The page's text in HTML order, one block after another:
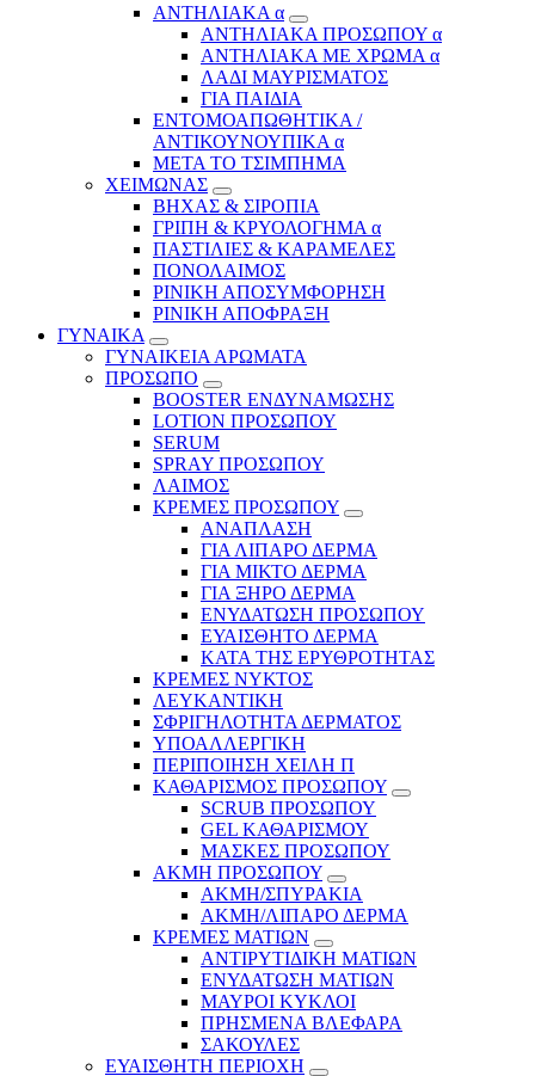
ΑΝΤΗΛΙΑΚΑ α
ΑΝΤΗΛΙΑΚΑ ΠΡΟΣΩΠΟΥ α
ΑΝΤΗΛΙΑΚΑ ΜΕ ΧΡΩΜΑ α
ΛΑΔΙ ΜΑΥΡΙΣΜΑΤΟΣ
ΓΙΑ ΠΑΙΔΙΑ
ΕΝΤΟΜΟΑΠΩΘΗΤΙΚΑ /
ΑΝΤΙΚΟΥΝΟΥΠΙΚΑ α
ΜΕΤΑ ΤΟ ΤΣΙΜΠΗΜΑ
ΧΕΙΜΩΝΑΣ
ΒΗΧΑΣ & ΣΙΡΟΠΙΑ
ΓΡΙΠΗ & ΚΡΥΟΛΟΓΗΜΑ α
ΠΑΣΤΙΛΙΕΣ & ΚΑΡΑΜΕΛΕΣ
ΠΟΝΟΛΑΙΜΟΣ
ΡΙΝΙΚΗ ΑΠΟΣΥΜΦΟΡΗΣΗ
ΡΙΝΙΚΗ ΑΠΟΦΡΑΞΗ
ΓΥΝΑΙΚΑ
ΓΥΝΑΙΚΕΙΑ ΑΡΩΜΑΤΑ
ΠΡΟΣΩΠΟ
BOOSTER ΕΝΔΥΝΑΜΩΣΗΣ
LOTION ΠΡΟΣΩΠΟΥ
SERUM
SPRAY ΠΡΟΣΩΠΟΥ
ΛΑΙΜΟΣ
ΚΡΕΜΕΣ ΠΡΟΣΩΠΟΥ
ΑΝΑΠΛΑΣΗ
ΓΙΑ ΛΙΠΑΡΟ ΔΕΡΜΑ
ΓΙΑ ΜΙΚΤΟ ΔΕΡΜΑ
ΓΙΑ ΞΗΡΟ ΔΕΡΜΑ
ΕΝΥΔΑΤΩΣΗ ΠΡΟΣΩΠΟΥ
ΕΥΑΙΣΘΗΤΟ ΔΕΡΜΑ
ΚΑΤΑ ΤΗΣ ΕΡΥΘΡΟΤΗΤΑΣ
ΚΡΕΜΕΣ ΝΥΚΤΟΣ
ΛΕΥΚΑΝΤΙΚΗ
ΣΦΡΙΓΗΛΟΤΗΤΑ ΔΕΡΜΑΤΟΣ
ΥΠΟΑΛΛΕΡΓΙΚΗ
ΠΕΡΙΠΟΙΗΣΗ ΧΕΙΛΗ Π
ΚΑΘΑΡΙΣΜΟΣ ΠΡΟΣΩΠΟΥ
SCRUB ΠΡΟΣΩΠΟΥ
GEL ΚΑΘΑΡΙΣΜΟΥ
ΜΑΣΚΕΣ ΠΡΟΣΩΠΟΥ
ΑΚΜΗ ΠΡΟΣΩΠΟΥ
ΑΚΜΗ/ΣΠΥΡΑΚΙΑ
ΑΚΜΗ/ΛΙΠΑΡΟ ΔΕΡΜΑ
ΚΡΕΜΕΣ ΜΑΤΙΩΝ
ΑΝΤΙΡΥΤΙΔΙΚΗ ΜΑΤΙΩΝ
ΕΝΥΔΑΤΩΣΗ ΜΑΤΙΩΝ
ΜΑΥΡΟΙ ΚΥΚΛΟΙ
ΠΡΗΣΜΕΝΑ ΒΛΕΦΑΡΑ
ΣΑΚΟΥΛΕΣ
ΕΥΑΙΣΘΗΤΗ ΠΕΡΙΟΧΗ